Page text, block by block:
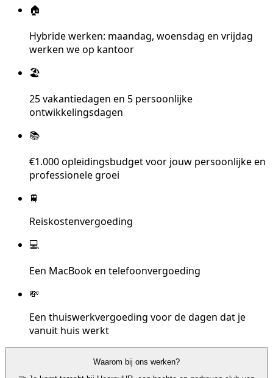
🏠
Hybride werken: maandag, woensdag en vrijdag
werken we op kantoor
🏖️
25 vakantiedagen en 5 persoonlijke
ontwikkelingsdagen
📚
€1.000 opleidingsbudget voor jouw persoonlijke en
professionele groei
🚆
Reiskostenvergoeding
💻
Een MacBook en telefoonvergoeding
💸
Een thuiswerkvergoeding voor de dagen dat je
vanuit huis werkt
Waarom bij ons werken?